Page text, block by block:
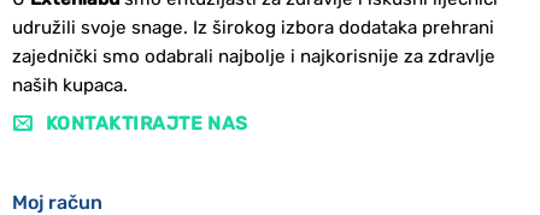
udružili svoje snage. Iz širokog izbora dodataka prehrani
zajednički smo odabrali najbolje i najkorisnije za zdravlje
naših kupaca.
KONTAKTIRAJTE NAS
Moj račun